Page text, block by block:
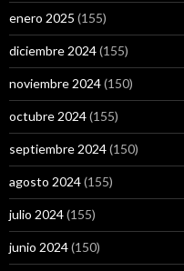
enero 2025 (155)
diciembre 2024(155)
noviembre 2024(150)
octubre 2024(155)
septiembre 2024(150)
agosto 2024(155)
julio 2024(155)
junio 2024(150)